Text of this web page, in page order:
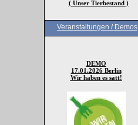
( Unser Tierbestand )
Veranstaltungen / Demos
DEMO
17.01.2026 Berlin
Wir haben es satt!